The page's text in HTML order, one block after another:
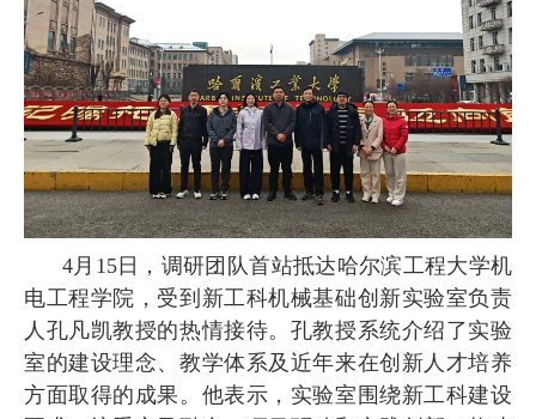
4 月 15日，调研团队首站抵达哈尔滨工程大学机
电工程学院，受到新工科机械基础创新实验室负责
人孔凡凯教授的热情接待。孔教授系统介绍了实验
室的建设理念、教学体系及近年来在创新人才培养
方面取得的成果。他表示，实验室围绕新工科建设